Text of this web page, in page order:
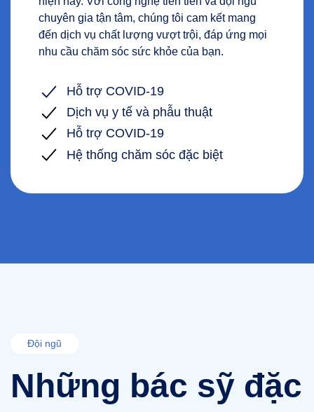
chuyên gia tận tâm, chúng tôi cam kết mang
đến dịch vụ chất lượng vượt trội, đáp ứng mọi
nhu cầu chăm sóc sức khỏe của bạn.
Hỗ trợ COVID-19
Dịch vụ y tế và phẫu thuật
Hỗ trợ COVID-19
Hệ thống chăm sóc đặc biệt
Đội ngũ
Những bác sỹ đặc